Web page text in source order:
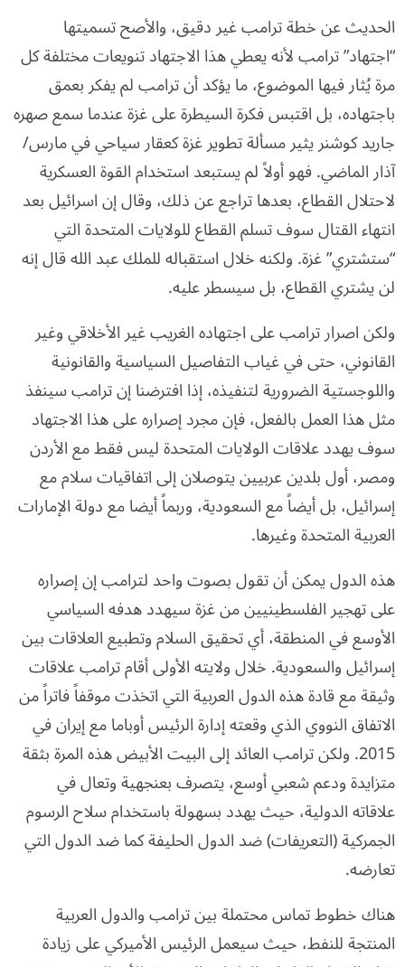
الحديث عن خطة ترامب غير دقيق، والأصح تسميتها
“اجتهاد” ترامب لأنه يعطي هذا الاجتهاد تنويعات مختلفة كل
مرة يُثار فيها الموضوع، ما يؤكد أن ترامب لم يفكر بعمق
باجتهاده، بل اقتبس فكرة السيطرة على غزة عندما سمع صهره
جاريد كوشنر يثير مسألة تطوير غزة كعقار سياحي في مارس/
آذار الماضي. فهو أولاً لم يستبعد استخدام القوة العسكرية
لاحتلال القطاع، بعدها تراجع عن ذلك، وقال إن اسرائيل بعد
انتهاء القتال سوف تسلم القطاع للولايات المتحدة التي
“ستشتري” غزة. ولكنه خلال استقباله للملك عبد الله قال إنه
لن يشتري القطاع، بل سيسطر عليه.
ولكن اصرار ترامب على اجتهاده الغريب غير الأخلاقي وغير
القانوني، حتى في غياب التفاصيل السياسية والقانونية
واللوجستية الضرورية لتنفيذه، إذا افترضنا إن ترامب سينفذ
مثل هذا العمل بالفعل، فإن مجرد إصراره على هذا الاجتهاد
سوف يهدد علاقات الولايات المتحدة ليس فقط مع الأردن
ومصر، أول بلدين عربيين يتوصلان إلى اتفاقيات سلام مع
إسرائيل، بل أيضاً مع السعودية، وربماً أيضا مع دولة الإمارات
العربية المتحدة وغيرها.
هذه الدول يمكن أن تقول بصوت واحد لترامب إن إصراره
على تهجير الفلسطينيين من غزة سيهدد هدفه السياسي
الأوسع في المنطقة، أي تحقيق السلام وتطبيع العلاقات بين
إسرائيل والسعودية. خلال ولايته الأولى أقام ترامب علاقات
وثيقة مع قادة هذه الدول العربية التي اتخذت موقفاً فاتراً من
الاتفاق النووي الذي وقعته إدارة الرئيس أوباما مع إيران في
2015. ولكن ترامب العائد إلى البيت الأبيض هذه المرة بثقة
متزايدة ودعم شعبي أوسع، يتصرف بعنجهية وتعال في
علاقاته الدولية، حيث يهدد بسهولة باستخدام سلاح الرسوم
الجمركية (التعريفات) ضد الدول الحليفة كما ضد الدول التي
تعارضه.
هناك خطوط تماس محتملة بين ترامب والدول العربية
المنتجة للنفط، حيث سيعمل الرئيس الأميركي على زيادة